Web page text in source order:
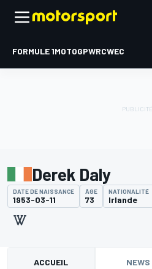
FORMULE 1MOTOGPWRCWEC
Derek Daly
DATE DE NAISSANCE
1953-03-11
ÂGE
73
NATIONALITÉ
Irlande
ACCUEIL NEWS